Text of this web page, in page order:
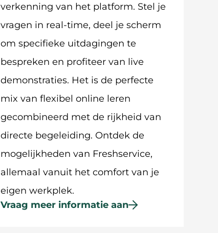
verkenning van het platform. Stel je
vragen in real-time, deel je scherm
om specifieke uitdagingen te
bespreken en profiteer van live
demonstraties. Het is de perfecte
mix van flexibel online leren
gecombineerd met de rijkheid van
directe begeleiding. Ontdek de
mogelijkheden van Freshservice,
allemaal vanuit het comfort van je
eigen werkplek.
Vraag meer informatie aan